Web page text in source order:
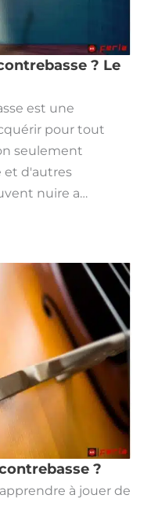
? Le
est une
pour tout
seulement
et d'autres
nuire a…
?
à jouer de